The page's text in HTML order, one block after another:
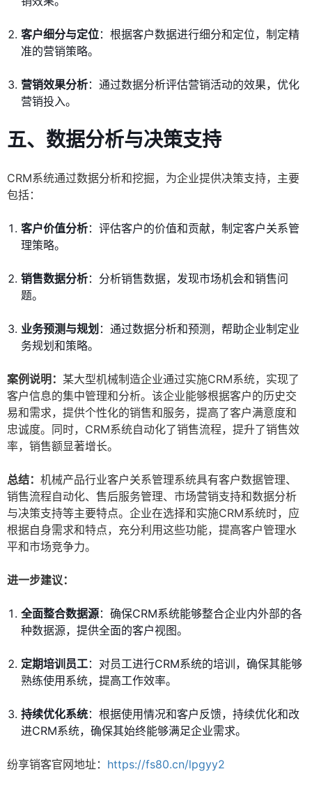
客户细分与定位：根据客户数据进行细分和定位，制定精
准的营销策略。
营销效果分析：通过数据分析评估营销活动的效果，优化
营销投入。
五、数据分析与决策支持
CRM系统通过数据分析和挖掘，为企业提供决策支持，主要
包括：
客户价值分析：评估客户的价值和贡献，制定客户关系管
理策略。
销售数据分析：分析销售数据，发现市场机会和销售问
题。
业务预测与规划 ：通过数据分析和预测，帮助企业制定业
务规划和策略。
案例说明： 某大型机械制造企业通过实施CRM系统，实现了
客户信息的集中管理和分析。该企业能够根据客户的历史交
易和需求，提供个性化的销售和服务，提高了客户满意度和
忠诚度。同时，CRM系统自动化了销售流程，提升了销售效
率，销售额显著增长。
总结： 机械产品行业客户关系管理系统具有客户数据管理、
销售流程自动化、售后服务管理、市场营销支持和数据分析
与决策支持等主要特点。企业在选择和实施CRM系统时，应
根据自身需求和特点，充分利用这些功能，提高客户管理水
平和市场竞争力。
进一步建议：
全面整合数据源：确保CRM系统能够整合企业内外部的各
种数据源，提供全面的客户视图。
定期培训员工：对员工进行CRM系统的培训，确保其能够
熟练使用系统，提高工作效率。
持续优化系统：根据使用情况和客户反馈，持续优化和改
进CRM系统，确保其始终能够满足企业需求。
纷享销客官网地址： https://fs80.cn/lpgyy2